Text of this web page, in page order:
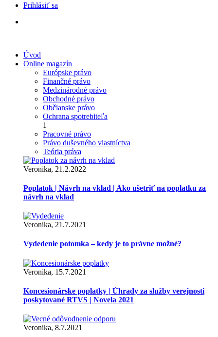
Prihlásiť sa
Úvod
Online magazín
Európske právo
Finančné právo
Medzinárodné právo
Obchodné právo
Občianske právo
Ochrana spotrebiteľa
1
Pracovné právo
Právo duševného vlastníctva
Teória práva
Veronika, 21.2.2022
Poplatok | Návrh na vklad | Ako ušetriť na poplatku za
návrh na vklad
Veronika, 21.7.2021
Vydedenie potomka – kedy je to právne možné?
Veronika, 15.7.2021
Koncesionárske poplatky | Úhrady za služby verejnosti
poskytované RTVS | Novela 2021
Veronika, 8.7.2021